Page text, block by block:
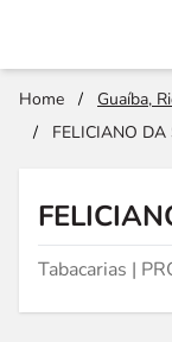
Home / Guaíba,
/
FELICIANO
Tabacarias |